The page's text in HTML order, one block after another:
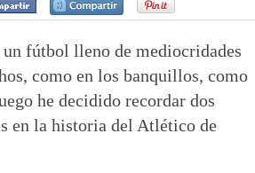
fútbol lleno de mediocridades
como en los banquillos, como
he decidido recordar dos
en la historia del Atlético de